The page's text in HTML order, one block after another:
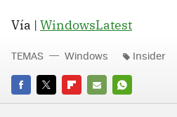
Vía | WindowsLatest
FACEBOOK
TWITTERFLIPBOARD
E-
WHATSAPP
TEMAS Windows Insider